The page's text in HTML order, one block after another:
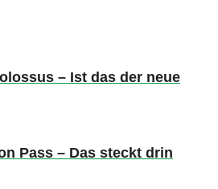
– Ist das der neue
Pass – Das steckt drin